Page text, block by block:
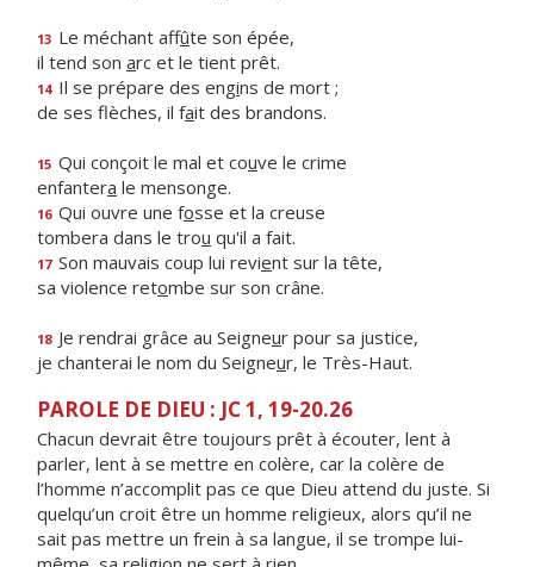
13 Le méchant affûte son épée,
il tend son arc et le tient prêt.
14 Il se prépare des engins de mort ;
de ses flèches, il fait des brandons.
15 Qui conçoit le mal et couve le crime
enfantera le mensonge.
16 Qui ouvre une fosse et la creuse
tombera dans le trou qu'il a fait.
17 Son mauvais coup lui revient sur la tête,
sa violence retombe sur son crâne.
18 Je rendrai grâce au Seigneur pour sa justice,
je chanterai le nom du Seigneur, le Très-Haut.
PAROLE DE DIEU : JC 1, 19-20.26
Chacun devrait être toujours prêt à écouter, lent à
parler, lent à se mettre en colère, car la colère de
l’homme n’accomplit pas ce que Dieu attend du juste. Si
quelqu’un croit être un homme religieux, alors qu’il ne
sait pas mettre un frein à sa langue, il se trompe lui-